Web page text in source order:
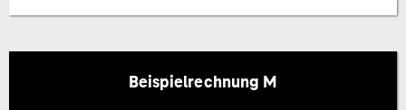
Beispielrechnung M